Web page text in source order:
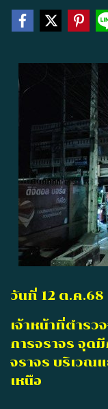
วันที่ 12 ต.ค.68
เจ้าหน้าที่ตำรว
การจราจร จุ
จราจร บริเวณ
เหนือ